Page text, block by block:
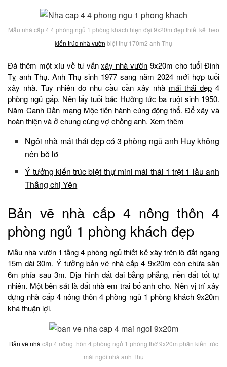
Mẫu nhà cấp 4 4 phòng ngủ 1 phòng khách hiện đại 9x20m đẹp thiết kế theo
kiến trúc nhà vườn biệt thự 170m2 anh Thụ
Đá thêm một xíu về tư vấnxây nhà vườn 9x20m cho tuổi Đinh
Tỵ anh Thụ. Anh Thụ sinh 1977 sang năm 2024 mới hợp tuổi
xây nhà. Tuy nhiên do nhu cầu cần xây nhà mái thái đẹp4
phòng ngủ gấp. Nên lấy tuổi bác Hưởng tức ba ruột sinh 1950.
Năm Canh Dần mạng Mộc tiến hành cúng động thổ. Để xây và
hoàn thiện và ở chung cùng vợ chồng anh. Xem thêm
Ngôi nhà mái thái đẹp có 3 phòng ngủ anh Huy không
nên bỏ lỡ
Ý tưởng kiến trúc biệt thự mini mái thái 1 trệt 1 lầu anh
Thắng chị Yên
Bản vẽ nhà cấp 4 nông thôn 4
phòng ngủ 1 phòng khách đẹp
Mẫu nhà vườn1 tầng 4 phòng ngủ thiết kế xây trên lô đất ngang
15m dài 30m. Ý tưởng bản vẽ nhà cấp 4 9x20m còn chừa sân
6m phía sau 3m. Địa hình đất đai bằng phẳng, nền đất tốt tự
nhiên. Một bên sát là đất nhà em trai bố anh cho. Nên vị trí xây
dựng nhà cấp 4 nông thôn4 phòng ngủ 1 phòng khách 9x20m
khá thuận lợi.
Bản vẽ nhà cấp 4 nông thôn 4 phòng ngủ 1 phòng thờ 9x20m phần kiến trúc
mái ngói nhà anh Thụ